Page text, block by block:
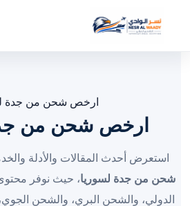
ارخص شحن من جدة
ارخص شحن من
استعرض أحدث المقالات والأدلة
شحن من جدة لسوريا، حيث نوفر
الدولي، والشحن البري، والشحن